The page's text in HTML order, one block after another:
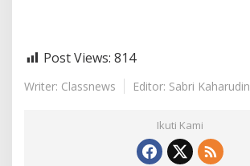
Post Views: 814
Writer: Classnews Editor: Sabri Kaharudin
Ikuti Kami